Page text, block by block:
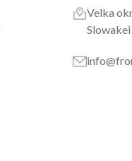
Velka
Slowakei